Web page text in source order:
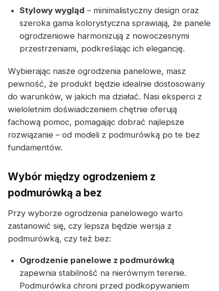
Stylowy wygląd – minimalistyczny design oraz
szeroka gama kolorystyczna sprawiają, że panele
ogrodzeniowe harmonizują z nowoczesnymi
przestrzeniami, podkreślając ich elegancję.
Wybierając nasze ogrodzenia panelowe, masz
pewność, że produkt będzie idealnie dostosowany
do warunków, w jakich ma działać. Nasi eksperci z
wieloletnim doświadczeniem chętnie oferują
fachową pomoc, pomagając dobrać najlepsze
rozwiązanie – od modeli z podmurówką po te bez
fundamentów.
Wybór między ogrodzeniem z
podmurówką a bez
Przy wyborze ogrodzenia panelowego warto
zastanowić się, czy lepsza będzie wersja z
podmurówką, czy też bez:
Ogrodzenie panelowe z podmurówką
zapewnia stabilność na nierównym terenie.
Podmurówka chroni przed podkopywaniem